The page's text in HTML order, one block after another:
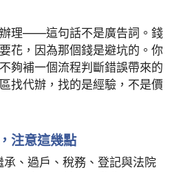
理——這句話不是廣告詞。錢
花，因為那個錢是避坑的。你
夠補一個流程判斷錯誤帶來的
找代辦，找的是經驗，不是價
注意這幾點
、過戶、稅務、登記與法院